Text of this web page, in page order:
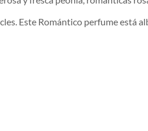
Este Romántico perfume está